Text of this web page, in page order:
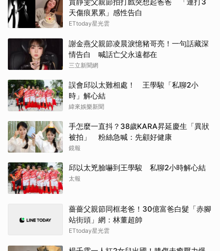
天傷痕累累」感性告白
ETtoday星光雲
謝金燕父親節凌晨淚憶豬哥亮！一句話藏深
情告白 喊話亡父永遠都在
三立新聞網
誤會邱以太難相處！ 王學駿「私聊2小
時」解心結
緯來娛樂新聞
手怎麼一直抖？38歲KARA昇延慶生「異狀
被拍」 粉絲急喊：先顧好健康
鏡報
邱以太兇臉嚇到王學駿 私聊2小時解心結
太報
薔薔父親節同框老爸！30億富爸白髮「赤腳
站街頭」網：林董超帥
ETtoday星光雲